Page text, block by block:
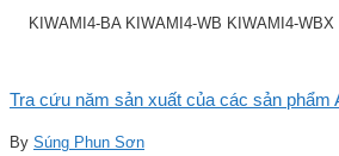
KIWAMI4-BA KIWAMI4-WB KIWAMI4-WBX
Tra cứu năm sản xuất của các sản phẩm
By Súng Phun Sơn